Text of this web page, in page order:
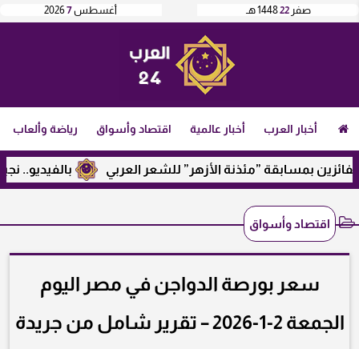
أغسطس7
2026 صفر 221448 هـ
أخبار العرب أخبار عالمية اقتصاد وأسواق رياضة وألعاب
بالفيديو.. نجيب بمسابقة ”مئذنة الأزهر” للشعر العربي
اقتصاد وأسواق
سعر بورصة الدواجن في مصر اليوم
الجمعة 2-1-2026 – تقرير شامل من جريدة